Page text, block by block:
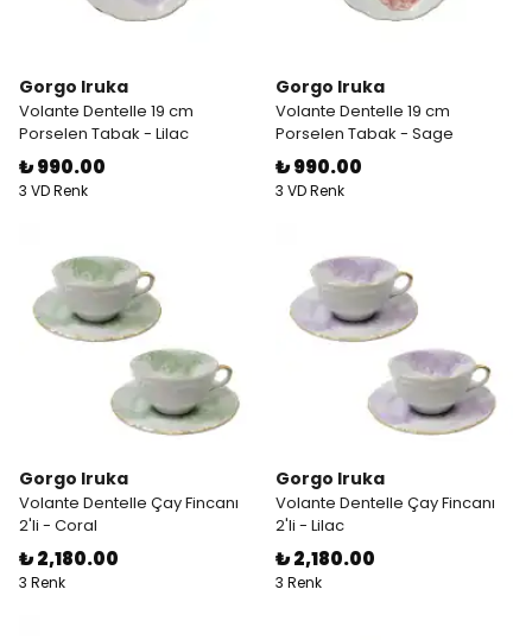
Gorgo Iruka
Volante Dentelle 19 cm
Porselen Tabak - Lilac
₺ 990.00
3 VD Renk
Gorgo Iruka
Volante Dentelle 19 cm
Porselen Tabak - Sage
₺ 990.00
3 VD Renk
Gorgo Iruka
Volante Dentelle Çay Fincanı
2'li - Coral
₺ 2,180.00
3 Renk
Gorgo Iruka
Volante Dentelle Çay Fincanı
2'li - Lilac
₺ 2,180.00
3 Renk